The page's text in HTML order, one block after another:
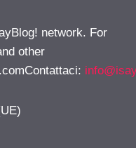
network. For
other
: